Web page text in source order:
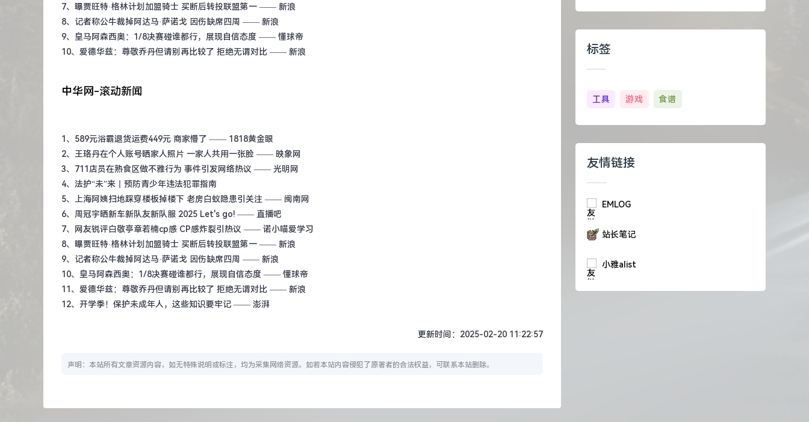
7、 曝贾旺特·格林计划加盟骑士 买断后转投联盟第一 —— 新浪
8、 记者称公牛裁掉阿达马·萨诺戈 因伤缺席四周 —— 新浪
9、 皇马阿森西奥：1/8决赛碰谁都行，展现自信态度 —— 懂球帝
10、 爱德华兹：尊敬乔丹但请别再比较了 拒绝无谓对比 —— 新浪
中华网-滚动新闻
1、 589元浴霸退货运费449元 商家懵了 —— 1818黄金眼
2、 王珞丹在个人账号晒家人照片 一家人共用一张脸 —— 映象网
3、 711店员在熟食区做不雅行为 事件引发网络热议 —— 光明网
4、 法护“未”来丨预防青少年违法犯罪指南
5、 上海阿姨扫地踩穿楼板掉楼下 老房白蚁隐患引关注 —— 闽南网
6、 周冠宇晒新车新队友新队服 2025 Let's go! —— 直播吧
7、
网友锐评白敬亭章若楠cp感 CP感炸裂引热议 —— 诺小喵爱学习
8、 曝贾旺特·格林计划加盟骑士 买断后转投联盟第一 —— 新浪
9、 记者称公牛裁掉阿达马·萨诺戈 因伤缺席四周 —— 新浪
10、 皇马阿森西奥：1/8决赛碰谁都行，展现自信态度 —— 懂球帝
11、 爱德华兹：尊敬乔丹但请别再比较了 拒绝无谓对比 —— 新浪
12、 开学季！保护未成年人，这些知识要牢记 —— 澎湃
更新时间：2025-02-20 11:22:57
声明：本站所有文章资源内容，如无特殊说明或标注，均为采集网络资源。如若本站内容侵犯了原著者的合法权益，可联系本站删除。
标签
工具 游戏 食谱
友情链接
EMLOG
站长笔记
小雅alist